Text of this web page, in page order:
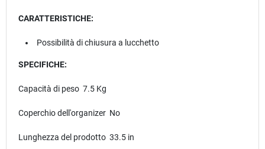
CARATTERISTICHE:
Possibilità di chiusura a lucchetto
SPECIFICHE:
Capacità di peso 7.5 Kg
Coperchio dell'organizer No
Lunghezza del prodotto 33.5 in